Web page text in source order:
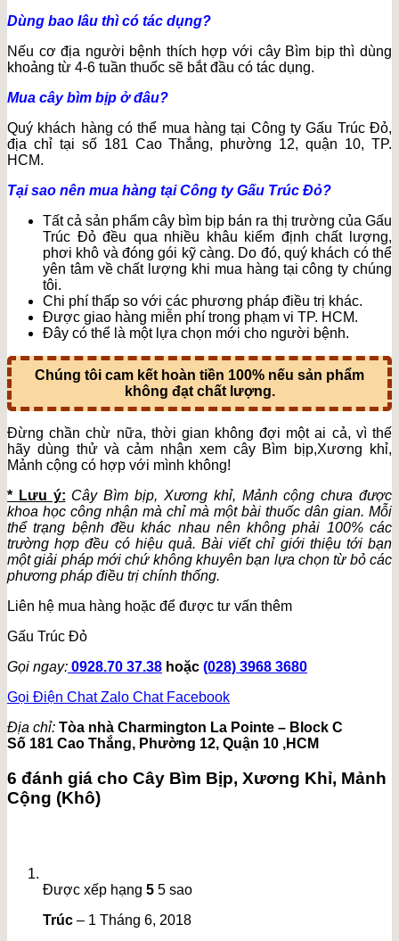
Dùng bao lâu thì có tác dụng?
Nếu cơ địa người bệnh thích hợp với cây Bìm bịp thì dùng
khoảng từ 4-6 tuần thuốc sẽ bắt đầu có tác dụng.
Mua cây bìm bịp ở đâu?
Quý khách hàng có thể mua hàng tại Công ty Gấu Trúc Đỏ,
địa chỉ tại số 181 Cao Thắng, phường 12, quận 10, TP.
HCM.
Tại sao nên mua hàng tại Công ty Gấu Trúc Đỏ?
Tất cả sản phẩm cây bìm bịp bán ra thị trường của Gấu
Trúc Đỏ đều qua nhiều khâu kiểm định chất lượng,
phơi khô và đóng gói kỹ càng. Do đó, quý khách có thể
yên tâm về chất lượng khi mua hàng tại công ty chúng
tôi.
Chi phí thấp so với các phương pháp điều trị khác.
Được giao hàng miễn phí trong phạm vi TP. HCM.
Đây có thể là một lựa chọn mới cho người bệnh.
Chúng tôi cam kết hoàn tiền 100% nếu sản phẩm
không đạt chất lượng.
Đừng chần chừ nữa, thời gian không đợi một ai cả, vì thế
hãy dùng thử và cảm nhận xem cây Bìm bịp,Xương khỉ,
Mảnh cộng có hợp với mình không!
* Lưu ý: Cây Bìm bịp, Xương khỉ, Mảnh cộng chưa được
khoa học công nhận mà chỉ mà một bài thuốc dân gian. Mỗi
thể trạng bệnh đều khác nhau nên không phải 100% các
trường hợp đều có hiệu quả. Bài viết chỉ giới thiệu tới bạn
một giải pháp mới chứ không khuyên bạn lựa chọn từ bỏ các
phương pháp điều trị chính thống.
Liên hệ mua hàng hoặc để được tư vấn thêm
Gấu Trúc Đỏ
Gọi ngay: 0928.70 37.38 hoặc (028) 3968 3680
Gọi Điện Chat Zalo Chat Facebook
Địa chỉ: Tòa nhà Charmington La Pointe – Block C
Số 181 Cao Thắng, Phường 12, Quận 10 ,HCM
6 đánh giá cho Cây Bìm Bịp, Xương Khỉ, Mảnh
Cộng (Khô)
Được xếp hạng 5 5 sao
Trúc – 1 Tháng 6, 2018